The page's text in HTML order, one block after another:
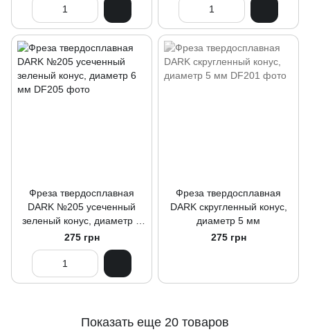
Фреза твердосплавная
DARK №205 усеченный
зеленый конус, диаметр 6
мм
275 грн
Фреза твердосплавная
DARK скругленный конус,
диаметр 5 мм
275 грн
Показать еще 20 товаров